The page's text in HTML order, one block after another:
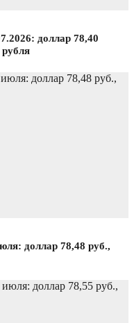
доллар 78,40
доллар 78,48 руб.,